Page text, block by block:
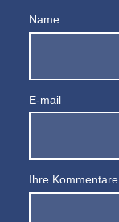
Name
E-mail
Ihre Kommentare